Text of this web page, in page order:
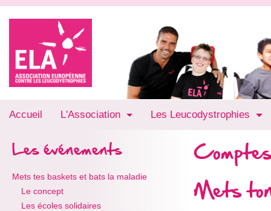
Accueil L'Association Les Leucodystrophies
Les événements
Mets tes baskets et bats la maladie
Le concept
Les écoles solidaires
Mets